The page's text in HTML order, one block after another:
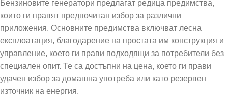
Бензиновите генератори предлагат редица предимства,
които ги правят предпочитан избор за различни
приложения. Основните предимства включват лесна
експлоатация, благодарение на простата им конструкция и
управление, което ги прави подходящи за потребители без
специален опит. Те са достъпни на цена, което ги прави
удачен избор за домашна употреба или като резервен
източник на енергия.